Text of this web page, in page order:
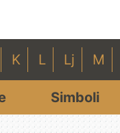
K L Lj M
Simboli